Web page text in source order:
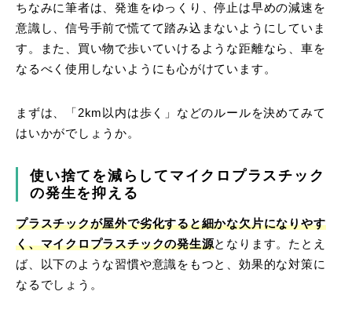
ちなみに筆者は、発進をゆっくり、停止は早めの減速を
意識し、信号手前で慌てて踏み込まないようにしていま
す。また、買い物で歩いていけるような距離なら、車を
なるべく使用しないようにも心がけています。
まずは、「2km以内は歩く」などのルールを決めてみて
はいかがでしょうか。
使い捨てを減らしてマイクロプラスチック
の発生を抑える
プラスチックが屋外で劣化すると細かな欠片になりやす
く、マイクロプラスチックの発生源となります。たとえ
ば、以下のような習慣や意識をもつと、効果的な対策に
なるでしょう。